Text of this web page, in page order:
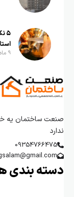
۵
9 ماه پیش
صنعت ساختمان یه
ندارد
09354766475
دسته بندی